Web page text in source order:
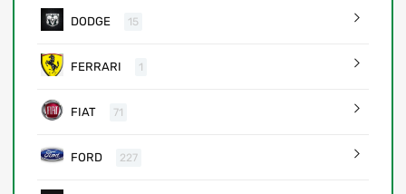
DODGE 15
FERRARI 1
FIAT 71
FORD 227